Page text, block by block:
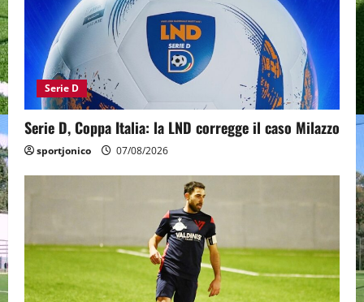
Serie D
Serie D, Coppa Italia: la LND corregge il caso Milazzo
sportjonico 07/08/2026